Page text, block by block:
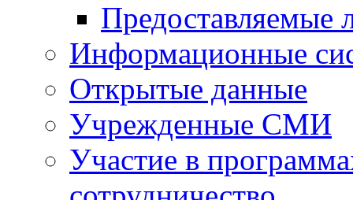
Предоставляемые
Информационные
Открытые данные
Учрежденные СМИ
Участие в